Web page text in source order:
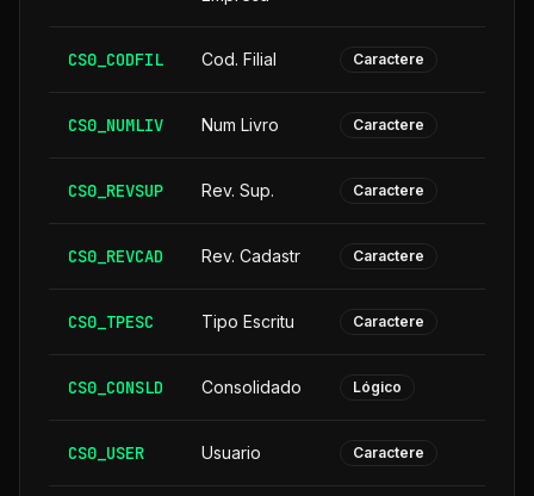
CS0_CODFIL Cod. Filial Caractere
CS0_NUMLIV Num Livro Caractere
CS0_REVSUP Rev. Sup. Caractere
CS0_REVCAD Rev. Cadastr Caractere
CS0_TPESC Tipo Escritu Caractere
CS0_CONSLD Consolidado Lógico
CS0_USER Usuario Caractere